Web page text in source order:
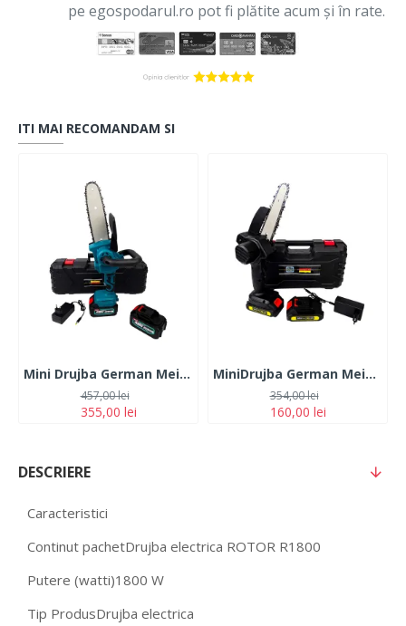
pe egospodarul.ro pot fi plătite acum și în rate.
ITI MAI RECOMANDAM SI
Mini Drujba German Meister 128V, 10Ah, cu 2 Acumulatori, Lama 20CM, Albastra
355,00 lei
457,00 lei
MiniDrujba German Meister, 36V, 5Ah, 2 Acumulatori, Lama 15CM, Neagra
160,00 lei
354,00 lei
DESCRIERE
Caracteristici
Continut pachetDrujba electrica ROTOR R1800
Putere (watti)1800 W
Tip ProdusDrujba electrica